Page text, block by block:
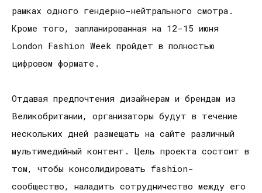
рамках одного гендерно-нейтрального смотра.
Кроме того, запланированная на 12-15 июня
London Fashion Week пройдет в полностью
цифровом формате.
Отдавая предпочтения дизайнерам и брендам из
Великобритании, организаторы будут в течение
нескольких дней размещать на сайте различный
мультимедийный контент. Цель проекта состоит в
том, чтобы консолидировать fashion-
сообщество, наладить сотрудничество между его